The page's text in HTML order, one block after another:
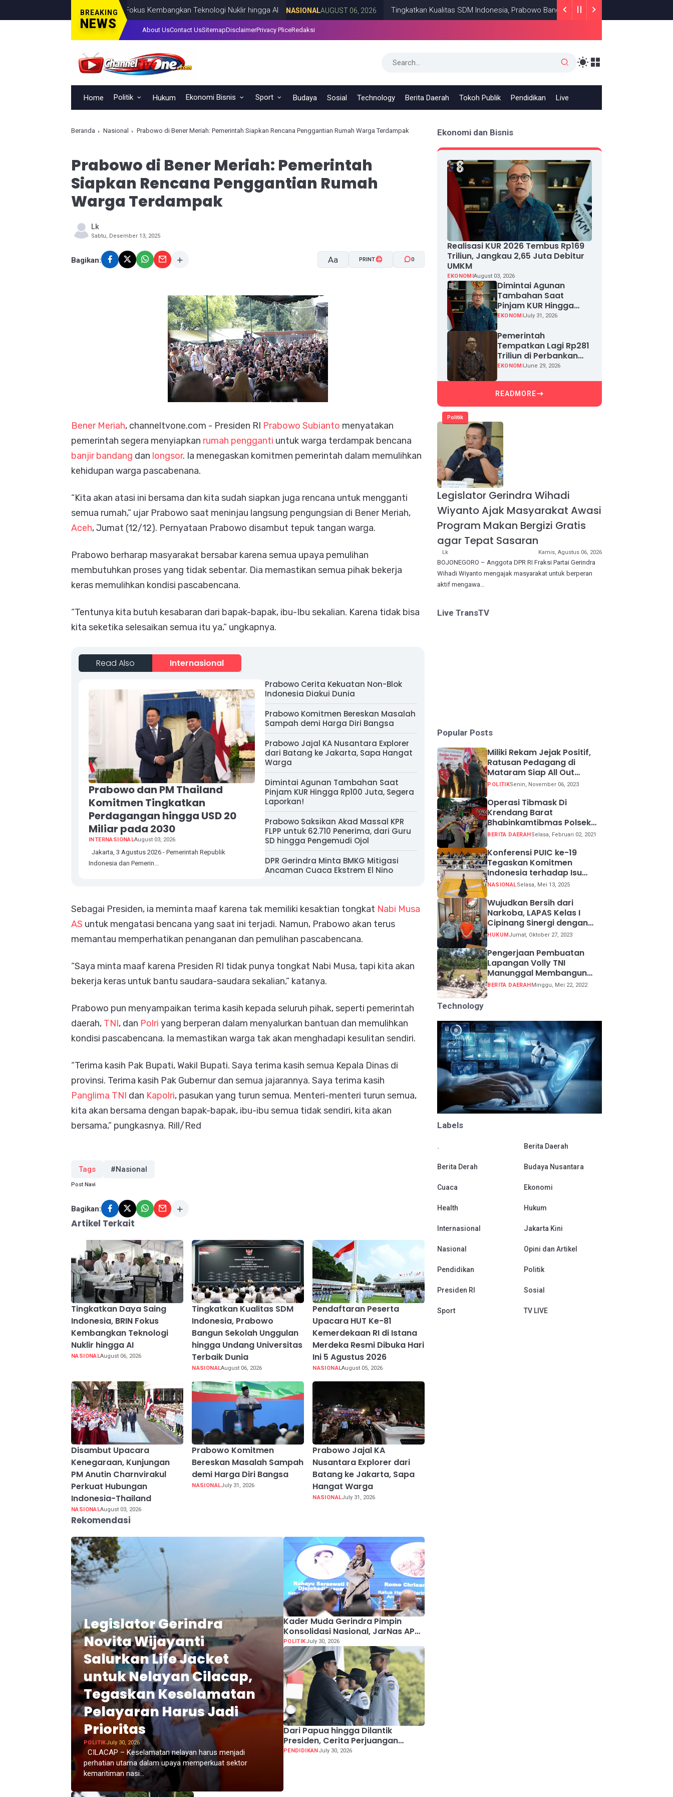
BREAKING
NEWS
Saing Indonesia, BRIN Fokus Kembangkan Teknologi Nuklir hingga AI NASIONALAUGUST 06, 2026 Tingkatkan Kualitas SDM Indonesia, Prabowo Bangun Sekolah Unggulan hingga Undang
About UsContact UsSitemapDisclaimerPrivacy PliceRedaksi
Home Politik Hukum Ekonomi Bisnis Sport Budaya Sosial Technology Berita Daerah Tokoh Publik Pendidikan Live
Beranda Nasional Prabowo di Bener Meriah: Pemerintah Siapkan Rencana Penggantian Rumah Warga Terdampak
Prabowo di Bener Meriah: Pemerintah
Siapkan Rencana Penggantian Rumah
Warga Terdampak
Lk
Sabtu, Desember 13, 2025
Bagikan: Aa PRINT 0
Bener Meriah, channeltvone.com - Presiden RI Prabowo Subianto menyatakan
pemerintah segera menyiapkan rumah pengganti untuk warga terdampak bencana
banjir bandang dan longsor. Ia menegaskan komitmen pemerintah dalam memulihkan
kehidupan warga pascabenana.
“Kita akan atasi ini bersama dan kita sudah siapkan juga rencana untuk mengganti
semua rumah,” ujar Prabowo saat meninjau langsung pengungsian di Bener Meriah,
Aceh, Jumat (12/12). Pernyataan Prabowo disambut tepuk tangan warga.
Prabowo berharap masyarakat bersabar karena semua upaya pemulihan
membutuhkan proses yang tidak sebentar. Dia memastikan semua pihak bekerja
keras memulihkan kondisi pascabencana.
“Tentunya kita butuh kesabaran dari bapak-bapak, ibu-Ibu sekalian. Karena tidak bisa
kita seketika selesaikan semua itu ya,” ungkapnya.
Read Also Internasional
Prabowo dan PM Thailand
Komitmen Tingkatkan
Perdagangan hingga USD 20
Miliar pada 2030
INTERNASIONALAugust 03, 2026
Jakarta, 3 Agustus 2026 - Pemerintah Republik
Indonesia dan Pemerin...
Prabowo Cerita Kekuatan Non-Blok
Indonesia Diakui Dunia
Prabowo Komitmen Bereskan Masalah
Sampah demi Harga Diri Bangsa
Prabowo Jajal KA Nusantara Explorer
dari Batang ke Jakarta, Sapa Hangat
Warga
Dimintai Agunan Tambahan Saat
Pinjam KUR Hingga Rp100 Juta, Segera
Laporkan!
Prabowo Saksikan Akad Massal KPR
FLPP untuk 62.710 Penerima, dari Guru
SD hingga Pengemudi Ojol
DPR Gerindra Minta BMKG Mitigasi
Ancaman Cuaca Ekstrem El Nino
Sebagai Presiden, ia meminta maaf karena tak memiliki kesaktian tongkat Nabi Musa
AS untuk mengatasi bencana yang saat ini terjadi. Namun, Prabowo akan terus
memantau memperhatikan penanganan dan pemulihan pascabencana.
“Saya minta maaf karena Presiden RI tidak punya tongkat Nabi Musa, tapi kita akan
bekerja keras untuk bantu saudara-saudara sekalian,” katanya.
Prabowo pun menyampaikan terima kasih kepada seluruh pihak, seperti pemerintah
daerah, TNI, dan Polri yang berperan dalam menyalurkan bantuan dan memulihkan
kondisi pascabencana. Ia memastikan warga tak akan menghadapi kesulitan sendiri.
“Terima kasih Pak Bupati, Wakil Bupati. Saya terima kasih semua Kepala Dinas di
provinsi. Terima kasih Pak Gubernur dan semua jajarannya. Saya terima kasih
Panglima TNI dan Kapolri, pasukan yang turun semua. Menteri-menteri turun semua,
kita akan bersama dengan bapak-bapak, ibu-ibu semua tidak sendiri, kita akan
bersama,” pungkasnya. Rill/Red
Tags #Nasional
Post Navi
Bagikan:
Artikel Terkait
Tingkatkan Daya Saing
Indonesia, BRIN Fokus
Kembangkan Teknologi
Nuklir hingga AI
NASIONALAugust 06, 2026
Tingkatkan Kualitas SDM
Indonesia, Prabowo
Bangun Sekolah Unggulan
hingga Undang Universitas
Terbaik Dunia
NASIONALAugust 06, 2026
Pendaftaran Peserta
Upacara HUT Ke-81
Kemerdekaan RI di Istana
Merdeka Resmi Dibuka Hari
Ini 5 Agustus 2026
NASIONALAugust 05, 2026
Disambut Upacara
Kenegaraan, Kunjungan
PM Anutin Charnvirakul
Perkuat Hubungan
Indonesia-Thailand
NASIONALAugust 03, 2026
Prabowo Komitmen
Bereskan Masalah Sampah
demi Harga Diri Bangsa
NASIONALJuly 31, 2026
Prabowo Jajal KA
Nusantara Explorer dari
Batang ke Jakarta, Sapa
Hangat Warga
NASIONALJuly 31, 2026
Rekomendasi
Legislator Gerindra
Novita Wijayanti
Salurkan Life Jacket
untuk Nelayan Cilacap,
Tegaskan Keselamatan
Pelayaran Harus Jadi
Prioritas
POLITIKJuly 30, 2026
CILACAP – Keselamatan nelayan harus menjadi
perhatian utama dalam upaya memperkuat sektor
kemaritiman nasi...
Kader Muda Gerindra Pimpin
Konsolidasi Nasional, JarNas APO
Perkuat Perlawanan terhadap
Modus Baru Perdagangan Orang
POLITIKJuly 30, 2026
Dari Papua hingga Dilantik
Presiden, Cerita Perjuangan
Jhosua Jadi Praja IPDN
PENDIDIKANJuly 30, 2026
Ekonomi dan Bisnis
Realisasi KUR 2026 Tembus Rp169
Triliun, Jangkau 2,65 Juta Debitur
UMKM
EKONOMIAugust 03, 2026
Dimintai Agunan
Tambahan Saat
Pinjam KUR Hingga
Rp100 Juta, Segera
EKONOMI July 31, 2026
Pemerintah
Tempatkan Lagi Rp281
Triliun di Perbankan
demi Jaga Likuiditas
EKONOMI June 29, 2026
READMORE
Politik
Legislator Gerindra Wihadi
Wiyanto Ajak Masyarakat Awasi
Program Makan Bergizi Gratis
agar Tepat Sasaran
Lk Kamis, Agustus 06, 2026
BOJONEGORO – Anggota DPR RI Fraksi Partai Gerindra
Wihadi Wiyanto mengajak masyarakat untuk berperan
aktif mengawa…
Live TransTV
Popular Posts
Miliki Rekam Jejak Positif,
Ratusan Pedagang di
Mataram Siap All Out
Menangkan Ganjar-Mahfud
POLITIKSenin, November 06, 2023
Operasi Tibmask Di
Krendang Barat
Bhabinkamtibmas Polsek
Tambora Bagikan Masker
Prokes
BERITA DAERAHSelasa, Februari 02, 2021
Konferensi PUIC ke-19
Tegaskan Komitmen
Indonesia terhadap Isu
Lingkungan Global
NASIONALSelasa, Mei 13, 2025
Wujudkan Bersih dari
Narkoba, LAPAS Kelas I
Cipinang Sinergi dengan
Kepolisian Resor Metro
HUKUMJumat, Oktober 27, 2023
Pengerjaan Pembuatan
Lapangan Volly TNI
Manunggal Membangun
Desa (TMMD) ke 113
BERITA DAERAHMinggu, Mei 22, 2022
Technology
Labels
. Berita Daerah
Berita Derah Budaya Nusantara
Cuaca Ekonomi
Health Hukum
Internasional Jakarta Kini
Nasional Opini dan Artikel
Pendidikan Politik
Presiden RI Sosial
Sport TV LIVE